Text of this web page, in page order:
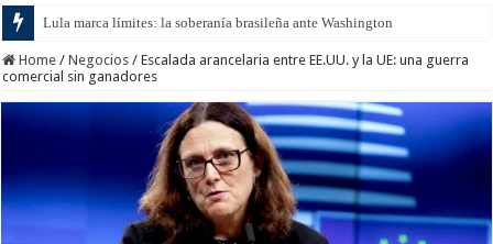
Lula marca límites: la soberanía brasileña ante Washington
Home / Negocios / Escalada arancelaria entre EE.UU. y la UE: una guerra
comercial sin ganadores